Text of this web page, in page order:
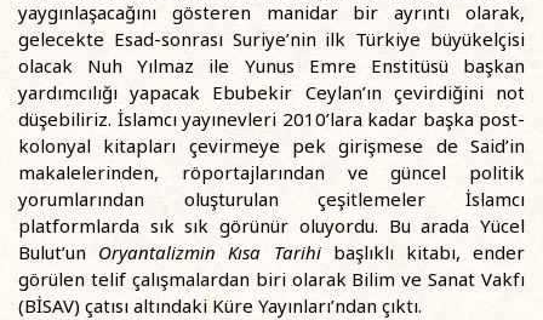
yaygınlaşacağını gösteren manidar bir ayrıntı olarak,
gelecekte Esad-sonrası Suriye’nin ilk Türkiye büyükelçisi
olacak Nuh Yılmaz ile Yunus Emre Enstitüsü başkan
yardımcılığı yapacak Ebubekir Ceylan’ın çevirdiğini not
düşebiliriz. İslamcı yayınevleri 2010’lara kadar başka post-
kolonyal kitapları çevirmeye pek girişmese de Said’in
makalelerinden, röportajlarından ve güncel politik
yorumlarından oluşturulan çeşitlemeler İslamcı
platformlarda sık sık görünür oluyordu. Bu arada Yücel
Bulut’un Oryantalizmin Kısa Tarihibaşlıklı kitabı, ender
görülen telif çalışmalardan biri olarak Bilim ve Sanat Vakfı
(BİSAV) çatısı altındaki Küre Yayınları’ndan çıktı.